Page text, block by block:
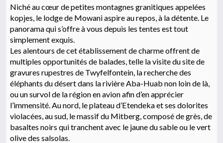
Niché au cœur de petites montagnes granitiques appelées
kopjes, le lodge de Mowani aspire au repos, à la détente. Le
panorama qui s’offre à vous depuis les tentes est tout
simplement exquis.
Les alentours de cet établissement de charme offrent de
multiples opportunités de balades, telle la visite du site de
gravures rupestres de Twyfelfontein, la recherche des
éléphants du désert dans la rivière Aba-Huab non loin de là,
ou un survol de la région en avion afin d’en apprécier
l’immensité. Au nord, le plateau d’Etendeka et ses dolorites
violacées, au sud, le massif du Mitberg, composé de grès, de
basaltes noirs qui tranchent avec le jaune du sable ou le vert
olive des salsolas.